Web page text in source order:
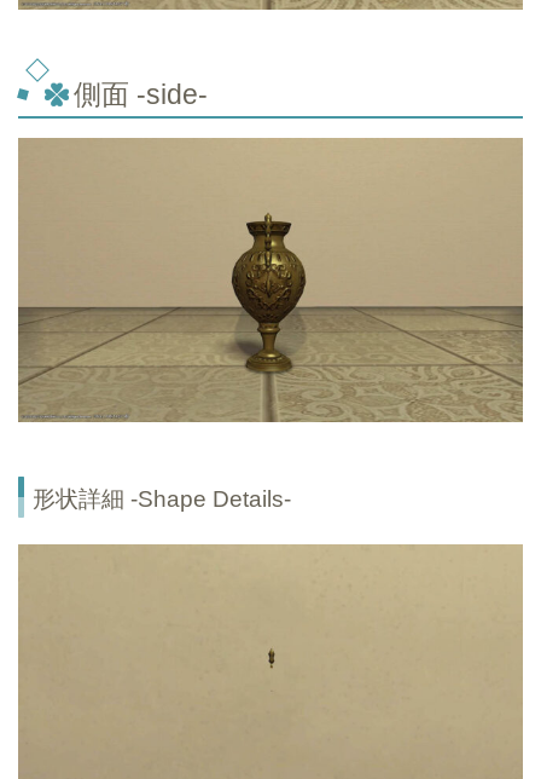
側面 -side-
形状詳細 -Shape Details-